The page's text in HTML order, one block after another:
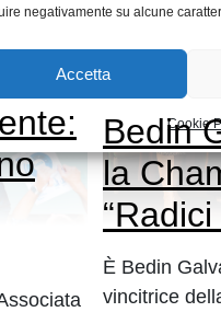
negativamente su alcune
Accetta
Cookie
Bedin
la
È Bedin
vincitrice